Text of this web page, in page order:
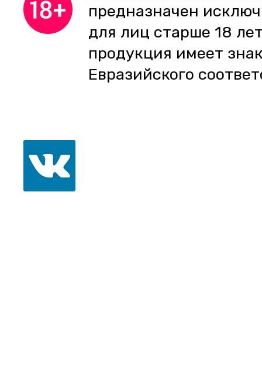
предназначен
для лиц старше 18
продукция имеет
Евразийского